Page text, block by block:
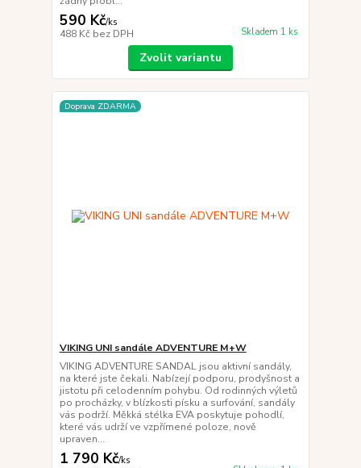
590 Kč/ks
488 Kč bez DPH Skladem 1 ks
Zvolit variantu
Doprava ZDARMA
VIKING UNI sandále ADVENTURE M+W
VIKING ADVENTURE SANDAL jsou aktivní sandály,
na které jste čekali. Nabízejí podporu, prodyšnost a
jistotu při celodenním pohybu. Od rodinných výletů
po procházky, v blízkosti písku a surfování, sandály
vás podrží. Měkká stélka EVA poskytuje pohodlí,
které vás udrží ve vzpřímené poloze, nově
upraven...
1 790 Kč/ks